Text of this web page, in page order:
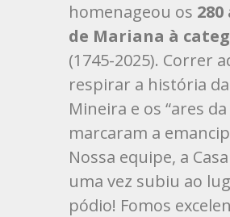
homenageou os
de Mariana à
(1745-2025). Correr
respirar a história
Mineira e os “ares
marcaram a
Nossa equipe, a
uma vez subiu ao
pódio! Fomos